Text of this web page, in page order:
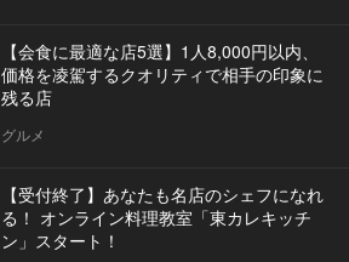
【会食に最適な店5選】1人8,000円以内、
価格を凌駕するクオリティで相手の印象に
残る店
グルメ
【受付終了】あなたも名店のシェフになれ
る！ オンライン料理教室「東カレキッチ
ン」スタート！